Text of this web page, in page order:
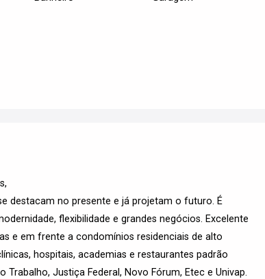
destacam no presente e já projetam o futuro. É
flexibilidade e grandes negócios. Excelente
e em frente a condomínios residenciais de alto
hospitais, academias e restaurantes padrão
Justiça Federal, Novo Fórum, Etec e Univap.